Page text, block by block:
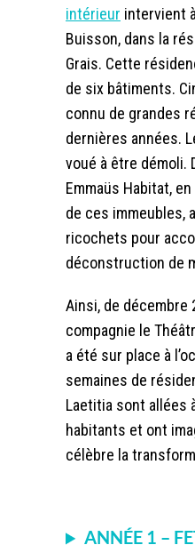
intérieur intervient
Buisson, dans la
Grais. Cette
de six bâtiments.
connu de grandes
dernières années.
voué à être démoli.
Emmaüs Habitat,
de ces immeubles,
ricochets pour
déconstruction de
Ainsi, de décembre
compagnie le
a été sur place à
semaines de
Laetitia sont allées
habitants et ont
célèbre la
ANNÉE 1 –